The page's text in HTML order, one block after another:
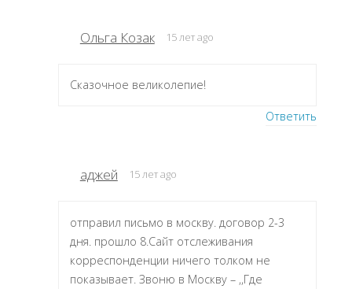
Ольга Козак 15 лет ago
Сказочное великолепие!
Ответить
аджей 15 лет ago
отправил письмо в москву. договор 2-3
дня. прошло 8.Сайт отслеживания
корреспонденции ничего толком не
показывает. Звоню в Москву – ,,Где